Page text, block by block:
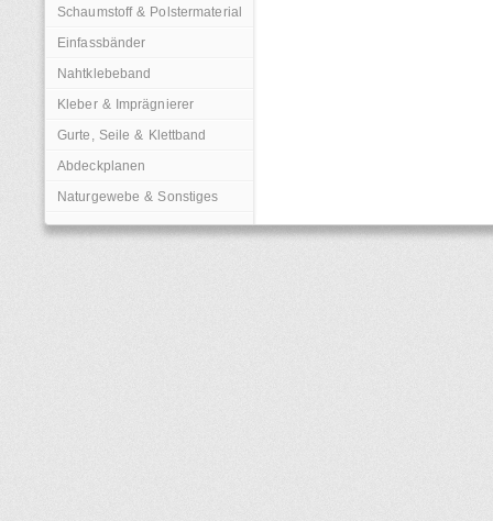
Schaumstoff & Polstermaterial
Einfassbänder
Nahtklebeband
Kleber & Imprägnierer
Gurte, Seile & Klettband
Abdeckplanen
Naturgewebe & Sonstiges